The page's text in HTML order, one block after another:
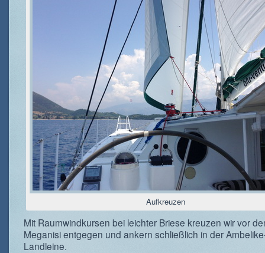
Aufkreuzen
Mit Raumwindkursen bei leichter Briese kreuzen wir vor
Meganisi entgegen und ankern schließlich in der
Landleine.